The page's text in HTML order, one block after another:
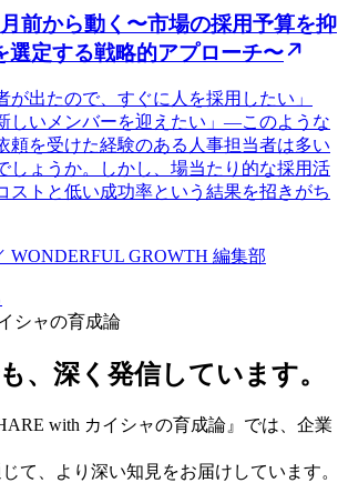
前から動く〜市場の採用予算を抑
選定する戦略的アプローチ〜
が出たので、すぐに人を採用したい」
しいメンバーを迎えたい」—このような
頼を受けた経験のある人事担当者は多い
しょうか。しかし、場当たり的な採用活
ストと低い成功率という結果を招きがち
WONDERFUL GROWTH 編集部
シャの育成論
、深く発信しています。
with カイシャの育成論』では、企業
て、より深い知見をお届けしています。